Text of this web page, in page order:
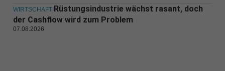
WIRTSCHAFT Rüstungsindustrie wächst rasant, doch
der Cashflow wird zum Problem
07.08.2026